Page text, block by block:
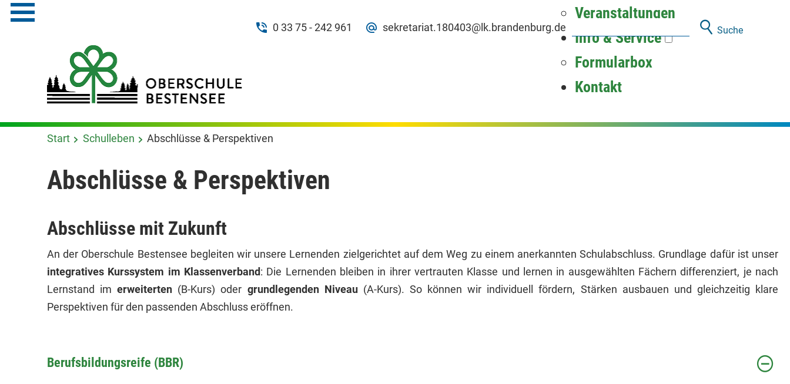
0 33 75 - 242 961 sekretariat.180403@lk.brandenburg.de Suche
Veranstaltungen
Info & Service
Formularbox
Kontakt
Start Schulleben Abschlüsse & Perspektiven
Absch­lüsse & Perspek­tiven
Absch­lüsse mit Zukunft
An der Oberschule Bestensee begleiten wir unsere Lernenden zielgerichtet auf dem Weg zu einem anerkannten Schulabschluss. Grundlage dafür ist unser
integratives Kurssystem im Klassenverband: Die Lernenden bleiben in ihrer vertrauten Klasse und lernen in ausgewählten Fächern differenziert, je nach
Lernstand imerweiterten (B-Kurs) oder grundlegenden Niveau (A-Kurs). So können wir individuell fördern, Stärken ausbauen und gleichzeitig klare
Perspektiven für den passenden Abschluss eröffnen.
Berufs­bil­dungs­reife (BBR)